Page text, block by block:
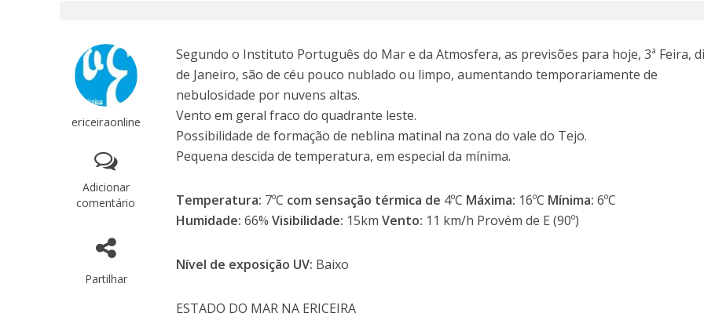
ericeiraonline
Adicionar
comentário
Partilhar
Segundo o Instituto Português do Mar e da Atmosfera, as previsões para hoje, 3ª Feira,
de Janeiro, são de céu pouco nublado ou limpo, aumentando temporariamente de
nebulosidade por nuvens altas.
Vento em geral fraco do quadrante leste.
Possibilidade de formação de neblina matinal na zona do vale do Tejo.
Pequena descida de temperatura, em especial da mínima.
Temperatura: 7ºC com sensação térmica de 4ºC Máxima: 16ºC Mínima: 6ºC
Humidade: 66%Visibilidade: 15kmVento: 11 km/h Provém de E (90º)
Nível de exposição UV: Baixo
ESTADO DO MAR NA ERICEIRA